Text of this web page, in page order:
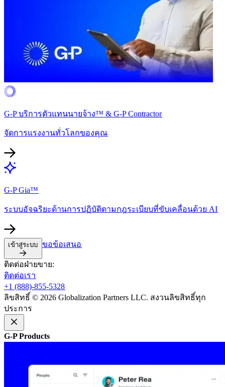
G-P บริการตัวแทนนายจ้าง™ & G-P Contractor​​
จัดการแรงงานทั่วโลกของคุณ​​
G-P Gia™​​
ระบบอัจฉริยะด้านการปฏิบัติตามกฎระเบียบที่ขับเคลื่อนด้วย AI​​
เข้าสู่ระบบ​​ ขอข้อเสนอ​​
ติดต่อฝ่ายขาย:​​
ติดต่อเรา​​
+1 (888)-855-5328​​
ลิขสิทธิ์ © 2026 Globalization Partners LLC. สงวนลิขสิทธิ์ทุก
ประการ​​
G-P Products​​